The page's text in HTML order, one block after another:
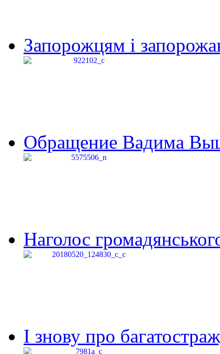
Запорожцям і
Обращение Вадима
Наголос
І знову про